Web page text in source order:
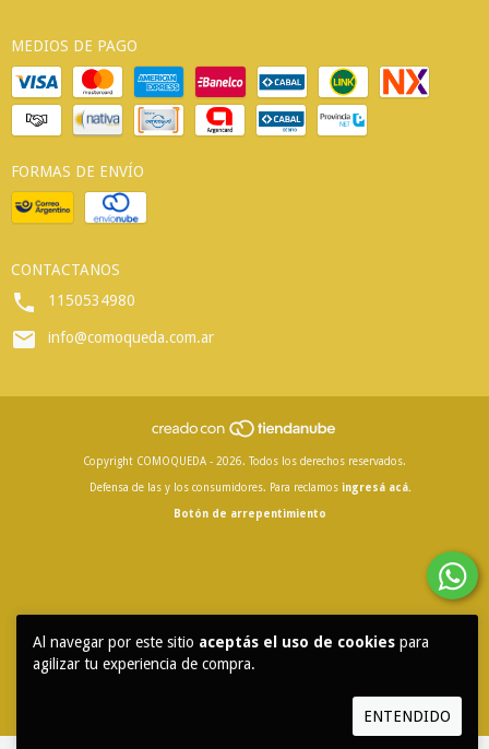
Al navegar por este sitio aceptás el uso de cookies para
agilizar tu experiencia de compra.
ENTENDIDO
MEDIOS DE PAGO
FORMAS DE ENVÍO
CONTACTANOS
1150534980
info@comoqueda.com.ar
Copyright COMOQUEDA - 2026. Todos los derechos reservados.
Defensa de las y los consumidores. Para reclamos ingresá acá.
Botón de arrepentimiento